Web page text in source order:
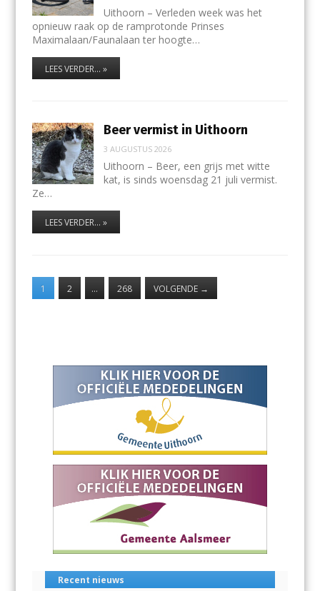
Uithoorn – Verleden week was het
opnieuw raak op de ramprotonde Prinses
Maximalaan/Faunalaan ter hoogte…
LEES VERDER... »
Beer vermist in Uithoorn
3 AUGUSTUS 2026
Uithoorn – Beer, een grijs met witte
kat, is sinds woensdag 21 juli vermist.
Ze…
LEES VERDER... »
1 2 … 268 VOLGENDE →
Recent nieuws